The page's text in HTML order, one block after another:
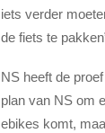
iets verder
de fiets te
NS heeft de
plan van NS om
ebikes komt,